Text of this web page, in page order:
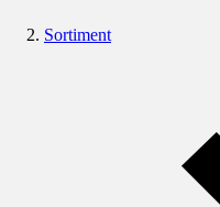
Sortiment